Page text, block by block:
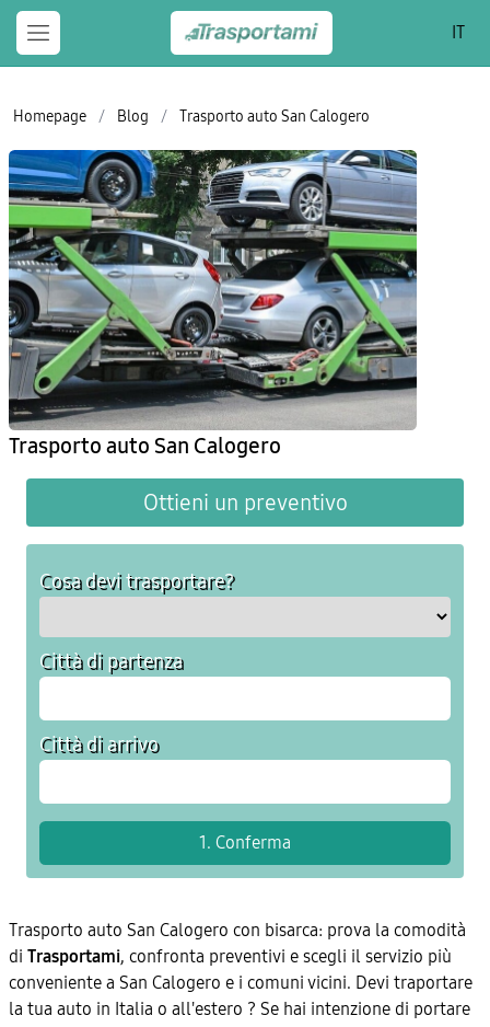
IT
Homepage / Blog / Trasporto auto San Calogero
Trasporto auto San Calogero
Ottieni un preventivo
Cosa devi trasportare?
Città di partenza
Città di arrivo
Trasporto auto San Calogero con bisarca: prova la comodità
di Trasportami, confronta preventivi e scegli il servizio più
conveniente a San Calogero e i comuni vicini. Devi traportare
la tua auto in Italia o all'estero ? Se hai intenzione di portare